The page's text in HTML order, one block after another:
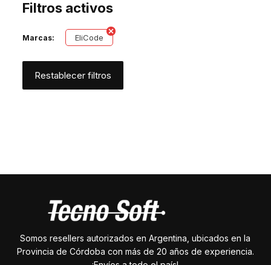
Filtros activos
Marcas: EliCode
Restablecer filtros
Somos resellers autorizados en Argentina, ubicados en la
Provincia de Córdoba con más de 20 años de experiencia.